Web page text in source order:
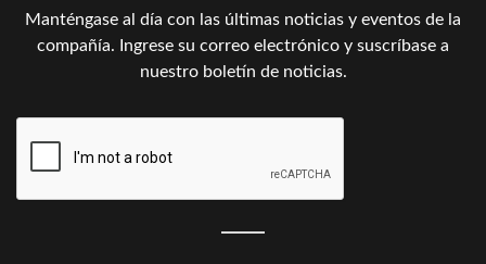
Manténgase al día con las últimas noticias y eventos de la
compañía. Ingrese su correo electrónico y suscríbase a
nuestro boletín de noticias.